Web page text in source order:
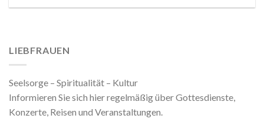
LIEBFRAUEN
Seelsorge – Spiritualität – Kultur
Informieren Sie sich hier regelmäßig über Gottesdienste,
Konzerte, Reisen und Veranstaltungen.